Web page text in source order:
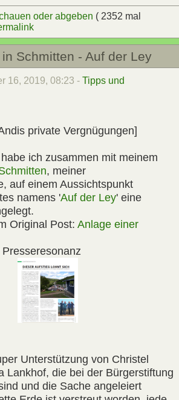
oder abgeben ( 2352 mal
Schmitten - Auf der Ley
16, 2019, 08:23 - Tipps und
private Vergnügungen]
ich zusammen mit meinem
, meiner
auf einem Aussichtspunkt
namens 'Auf der Ley' eine
Original Post: Anlage einer
Unterstützung von Christel
Lankhof, die bei der Bürgerstiftung
und die Sache angeleiert